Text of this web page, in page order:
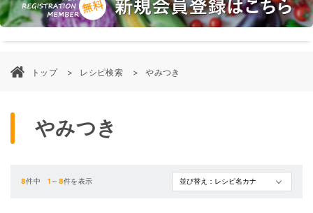
トップ レシピ検索 やみつき
やみつき
8件中1 ～ 8件を表示